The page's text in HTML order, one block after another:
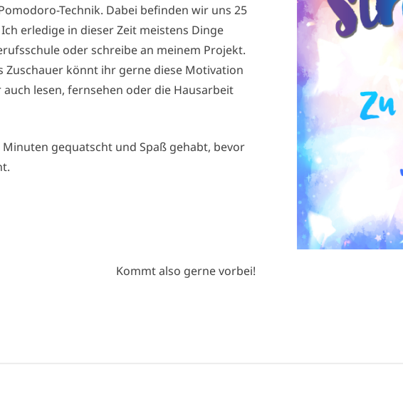
Technik. Dabei befinden wir uns 25
erledige in dieser Zeit meistens Dinge
oder schreibe an meinem Projekt.
Zuschauer könnt ihr gerne diese Motivation
lesen, fernsehen oder die Hausarbeit
gequatscht und Spaß gehabt, bevor
Kommt also gerne vorbei!